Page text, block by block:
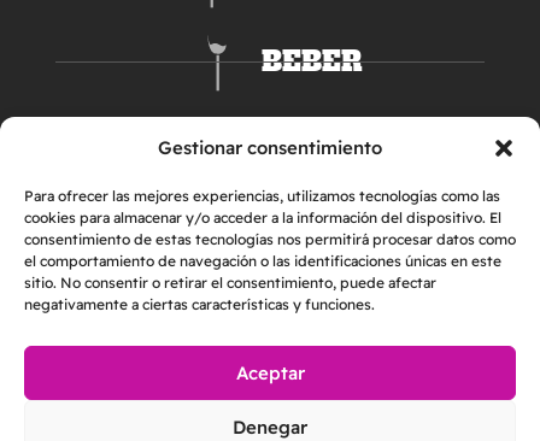
Gestionar consentimiento
Para ofrecer las mejores experiencias, utilizamos tecnologías como las
cookies para almacenar y/o acceder a la información del dispositivo. El
consentimiento de estas tecnologías nos permitirá procesar datos como
el comportamiento de navegación o las identificaciones únicas en este
sitio. No consentir o retirar el consentimiento, puede afectar
negativamente a ciertas características y funciones.
Aceptar
Denegar
BEBER
DORMIR